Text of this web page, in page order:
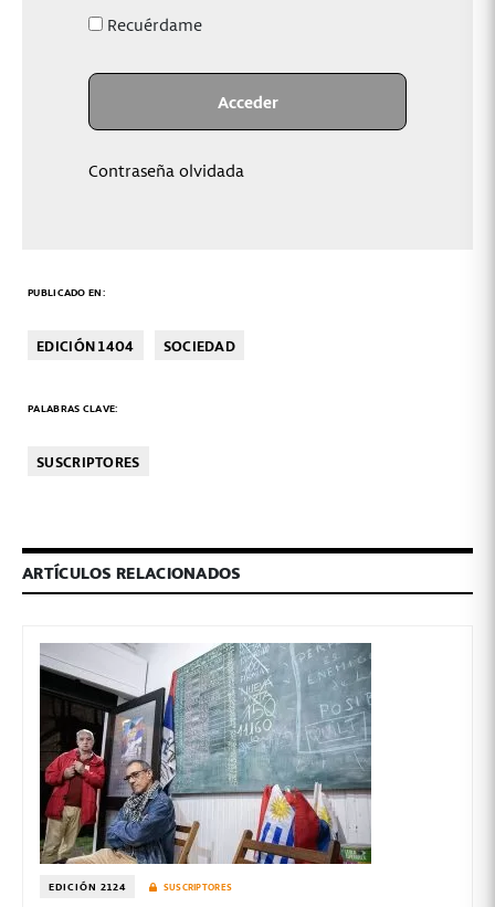
Recuérdame
Contraseña olvidada
PUBLICADO EN:
EDICIÓN 1404 SOCIEDAD
PALABRAS CLAVE:
SUSCRIPTORES
ARTÍCULOS RELACIONADOS
EDICIÓN 2124 SUSCRIPTORES